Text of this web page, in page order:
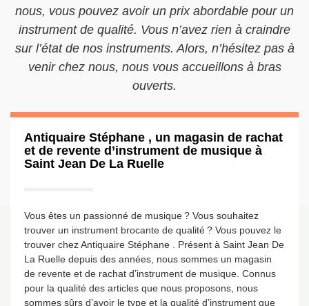
nous, vous pouvez avoir un prix abordable pour un
instrument de qualité. Vous n’avez rien à craindre
sur l’état de nos instruments. Alors, n’hésitez pas à
venir chez nous, nous vous accueillons à bras
ouverts.
Antiquaire Stéphane , un magasin de rachat
et de revente d’instrument de musique à
Saint Jean De La Ruelle
Vous êtes un passionné de musique ? Vous souhaitez
trouver un instrument brocante de qualité ? Vous pouvez le
trouver chez Antiquaire Stéphane . Présent à Saint Jean De
La Ruelle depuis des années, nous sommes un magasin
de revente et de rachat d’instrument de musique. Connus
pour la qualité des articles que nous proposons, nous
sommes sûrs d’avoir le type et la qualité d’instrument que